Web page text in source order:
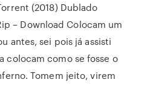
(2018) Dublado
– Download Colocam um
antes, sei pois já assisti
colocam como se fosse o
Tomem jeito, virem